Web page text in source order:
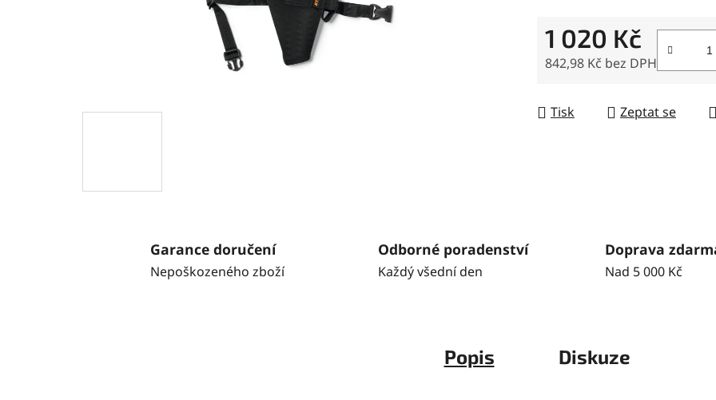
1 020 Kč
842,98 Kč bez DPH
Tisk Zeptat se
Garance doručení
Nepoškozeného zboží
Odborné poradenství
Každý všední den
Doprava
Nad 5 000 Kč
Popis Diskuze